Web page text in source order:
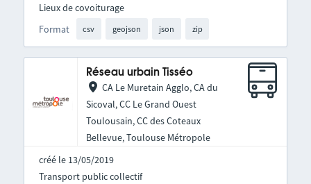
Format csv geojson json zip
Lieux de covoiturage
Réseau urbain Tisséo
CA Le Muretain Agglo, CA du
Sicoval, CC Le Grand Ouest
Toulousain, CC des Coteaux
Bellevue, Toulouse Métropole
créé le 13/05/2019
Transport public collectif